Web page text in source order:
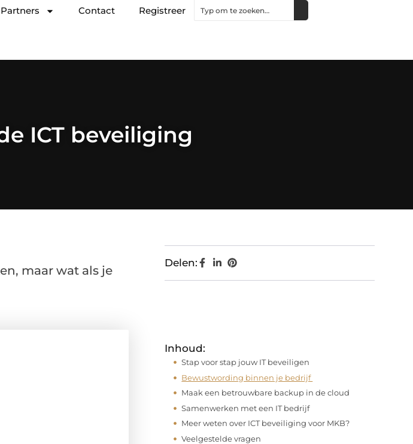
Partners Contact Registreer
ICT beveiliging
maar wat als je
Delen:
Inhoud:
Stap voor stap jouw IT beveiligen
Bewustwording binnen je bedrijf
Maak een betrouwbare backup in de cloud
Samenwerken met een IT bedrijf
Meer weten over ICT beveiliging voor MKB?
Veelgestelde vragen